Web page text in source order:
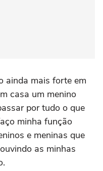
ainda mais forte em
casa um menino
por tudo o que
minha função
e meninas que
as minhas